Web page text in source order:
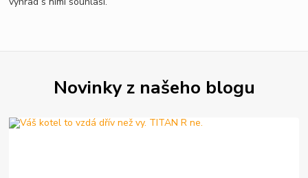
Novinky z našeho blogu